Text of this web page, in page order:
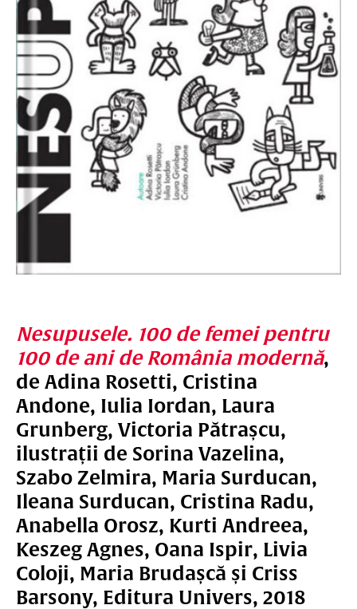
Nesupusele. 100 de femei pentru
100 de ani de România modernă,
de Adina Rosetti, Cristina
Andone, Iulia Iordan, Laura
Grunberg, Victoria Pătrașcu,
ilustrații de Sorina Vazelina,
Szabo Zelmira, Maria Surducan,
Ileana Surducan, Cristina Radu,
Anabella Orosz, Kurti Andreea,
Keszeg Agnes, Oana Ispir, Livia
Coloji, Maria Brudașcă și Criss
Barsony, Editura Univers, 2018